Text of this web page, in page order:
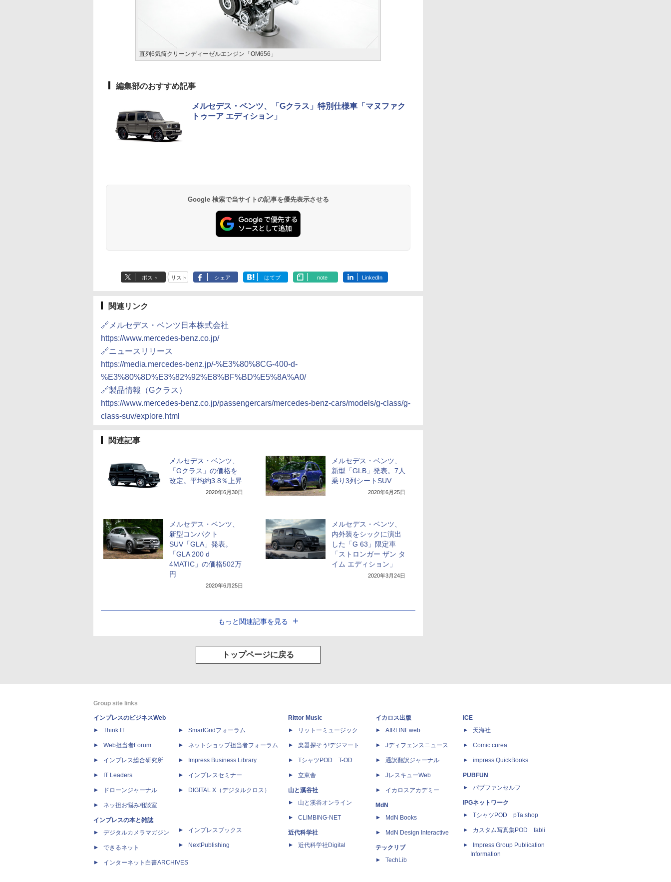
直列6気筒クリーンディーゼルエンジン「OM656」
編集部のおすすめ記事
メルセデス・ベンツ、「Gクラス」特別仕様車「マヌファク
トゥーア エディション」
Google 検索で当サイトの記事を優先表示させる
ポスト リスト シェア はてブ note LinkedIn
関連リンク
🔗メルセデス・ベンツ日本株式会社
https://www.mercedes-benz.co.jp/
🔗ニュースリリース
https://media.mercedes-benz.jp/-%E3%80%8CG-400-d-
%E3%80%8D%E3%82%92%E8%BF%BD%E5%8A%A0/
🔗製品情報（Gクラス）
https://www.mercedes-benz.co.jp/passengercars/mercedes-benz-cars/models/g-class/g-
class-suv/explore.html
関連記事
メルセデス・ベンツ、
「Gクラス」の価格を
改定。平均約3.8％上昇
2020年6月30日
メルセデス・ベンツ、
新型「GLB」発表。7人
乗り3列シートSUV
2020年6月25日
メルセデス・ベンツ、
新型コンパクト
SUV「GLA」発表。
「GLA 200 d
4MATIC」の価格502万
円
2020年6月25日
メルセデス・ベンツ、
内外装をシックに演出
した「G 63」限定車
「ストロンガー ザン タ
イム エディション」
2020年3月24日
もっと関連記事を見る
トップページに戻る
Group site links
インプレスのビジネスWeb
Think IT
Web担当者Forum
インプレス総合研究所
IT Leaders
ドローンジャーナル
ネッ担お悩み相談室
インプレスの本と雑誌
デジタルカメラマガジン
できるネット
インターネット白書ARCHIVES
SmartGridフォーラム
ネットショップ担当者フォーラム
Impress Business Library
インプレスセミナー
DIGITAL X（デジタルクロス）
インプレスブックス
NextPublishing
Rittor Music
リットーミュージック
楽器探そう!デジマート
TシャツPOD T-OD
立東舎
山と溪谷社
山と溪谷オンライン
CLIMBING-NET
近代科学社
近代科学社Digital
イカロス出版
AIRLINEweb
Jディフェンスニュース
通訳翻訳ジャーナル
JレスキューWeb
イカロスアカデミー
MdN
MdN Books
MdN Design Interactive
テックリブ
TechLib
ICE
天海社
Comic curea
impress QuickBooks
PUBFUN
パブファンセルフ
IPGネットワーク
TシャツPOD pTa.shop
カスタム写真集POD fabli
Impress Group Publication
Information